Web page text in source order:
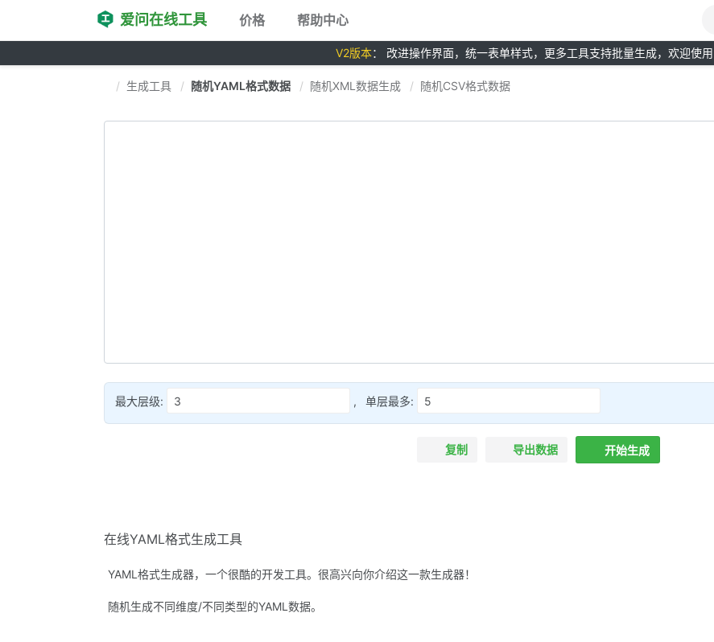
爱问在线工具 价格 帮助中心
V2版本： 改进操作界面，统一表单样式，更多工具支持批量生成，欢迎使用
生成工具 随机YAML格式数据 随机XML数据生成 随机CSV格式数据
最大层级: , 单层最多:
复制 导出数据 开始生成
在线YAML格式生成工具
YAML格式生成器，一个很酷的开发工具。很高兴向你介绍这一款生成器！
随机生成不同维度/不同类型的YAML数据。